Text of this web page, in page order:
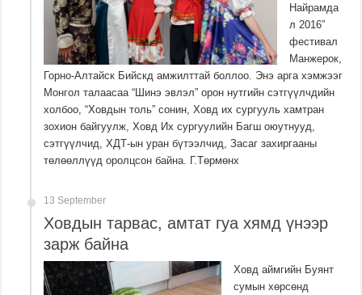
Найрамда
л 2016”
фестивал
Манжерок,
Горно-Алтайск Бийскд амжилттай боллоо. Энэ арга хэмжээг
Монгол талаасаа “Шинэ эвлэл” орон нутгийн сэтгүүлчдийн
холбоо, “Ховдын толь” сонин, Ховд их сургууль хамтран
зохион байгуулж, Ховд Их сургуулийн Багш оюутнууд,
сэтгүүлчид, ХДТ-ын уран бүтээлчид, Засаг захиргааны
төлөөллүүд оролцсон байна. Г.Төрмөнх
13 September
Ховдын тарвас, амтат гуа хямд үнээр
зарж байна
Ховд аймгийн Буянт
сумын хөрсөнд